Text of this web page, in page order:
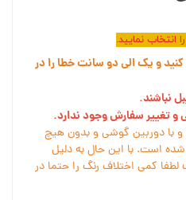
انتخاب نمایید.
و یک الی دو سانت خطا را در
نباشند.
و تغییر سفارش وجود ندارد.
با دوربین گوشی و بدون هیچ
است. با این حال به دلیل
کمی اختلاف رنگ را حتما در